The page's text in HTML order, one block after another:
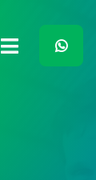
Toggle